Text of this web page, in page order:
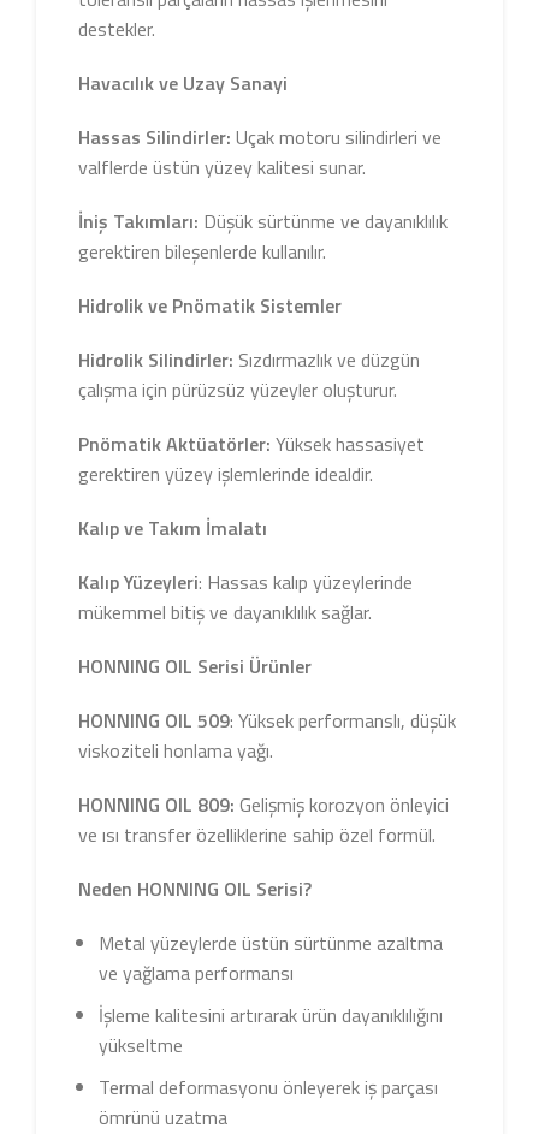
destekler.
Havacılık ve Uzay Sanayi
Hassas Silindirler: Uçak motoru silindirleri ve
valflerde üstün yüzey kalitesi sunar.
İniş Takımları: Düşük sürtünme ve dayanıklılık
gerektiren bileşenlerde kullanılır.
Hidrolik ve Pnömatik Sistemler
Hidrolik Silindirler: Sızdırmazlık ve düzgün
çalışma için pürüzsüz yüzeyler oluşturur.
Pnömatik Aktüatörler: Yüksek hassasiyet
gerektiren yüzey işlemlerinde idealdir.
Kalıp ve Takım İmalatı
Kalıp Yüzeyleri: Hassas kalıp yüzeylerinde
mükemmel bitiş ve dayanıklılık sağlar.
HONNING OIL Serisi Ürünler
HONNING OIL 509: Yüksek performanslı, düşük
viskoziteli honlama yağı.
HONNING OIL 809: Gelişmiş korozyon önleyici
ve ısı transfer özelliklerine sahip özel formül.
Neden HONNING OIL Serisi?
Metal yüzeylerde üstün sürtünme azaltma
ve yağlama performansı
İşleme kalitesini artırarak ürün dayanıklılığını
yükseltme
Termal deformasyonu önleyerek iş parçası
ömrünü uzatma